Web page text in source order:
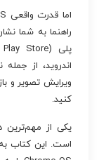
راهنما به شما
اندروید، از جمله
ویرایش تصویر و
کنید.
یکی از مهم‌ترین
است. این کتاب